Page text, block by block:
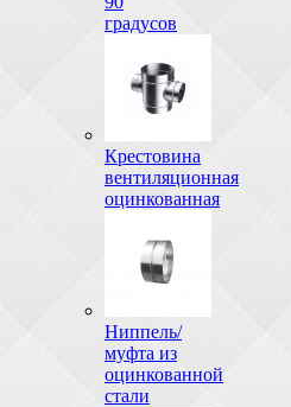
градусов
Крестовина
вентиляционная
оцинкованная
Ниппель/
муфта из
оцинкованной
стали